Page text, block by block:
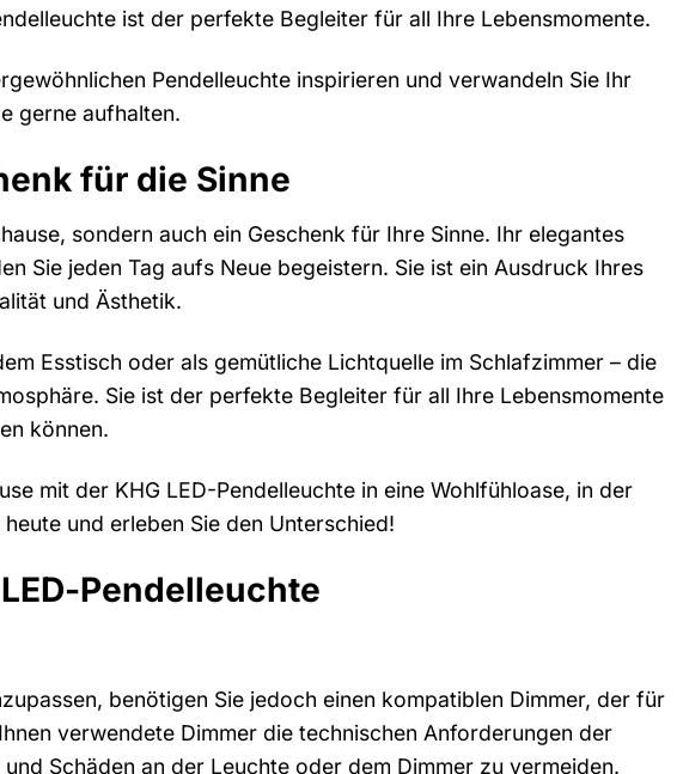
ist der perfekte Begleiter für all Ihre Lebensmomente.
Pendelleuchte inspirieren und verwandeln Sie Ihr
gerne aufhalten.
für die Sinne
sondern auch ein Geschenk für Ihre Sinne. Ihr elegantes
Sie jeden Tag aufs Neue begeistern. Sie ist ein Ausdruck Ihres
und Ästhetik.
Esstisch oder als gemütliche Lichtquelle im Schlafzimmer – die
Sie ist der perfekte Begleiter für all Ihre Lebensmomente
können.
mit der KHG LED-Pendelleuchte in eine Wohlfühloase, in der
und erleben Sie den Unterschied!
Pendelleuchte
benötigen Sie jedoch einen kompatiblen Dimmer, der für
verwendete Dimmer die technischen Anforderungen der
Schäden an der Leuchte oder dem Dimmer zu vermeiden.